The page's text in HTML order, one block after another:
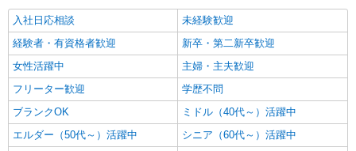
入社日応相談
未経験歓迎
経験者・有資格者歓迎
新卒・第二新卒歓迎
女性活躍中
主婦・主夫歓迎
フリーター歓迎
学歴不問
ブランクOK
ミドル（40代～）活躍中
エルダー（50代～）活躍中
シニア（60代～）活躍中